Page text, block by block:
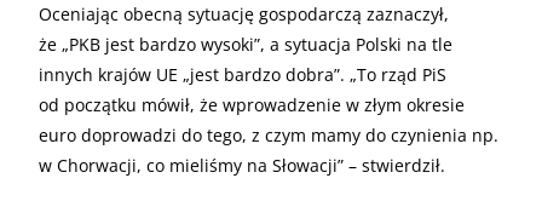
Oceniając obecną sytuację gospodarczą zaznaczył,
że „PKB jest bardzo wysoki”, a sytuacja Polski na tle
innych krajów UE „jest bardzo dobra”. „To rząd PiS
od początku mówił, że wprowadzenie w złym okresie
euro doprowadzi do tego, z czym mamy do czynienia np.
w Chorwacji, co mieliśmy na Słowacji” – stwierdził.